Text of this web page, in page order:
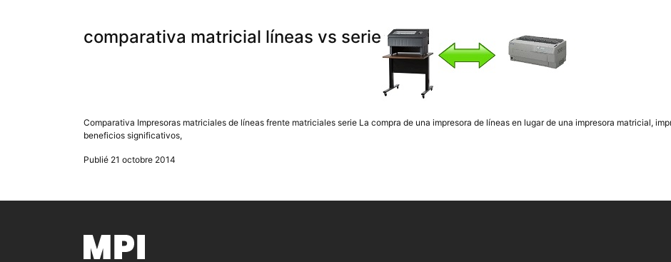
comparativa matricial líneas vs serie
Comparativa Impresoras matriciales de líneas frente matriciales serie La compra de una impresora de líneas en lugar de una impresora matricial,
beneficios significativos,
Publié 21 octobre 2014